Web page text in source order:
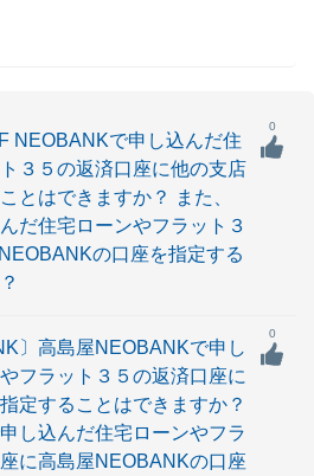
NEOBANKで申し込んだ住
３５の返済口座に他の支店
とはできますか？ また、
だ住宅ローンやフラット３
の口座を指定する
0
〕高島屋NEOBANKで申し
フラット３５の返済口座に
定することはできますか？
し込んだ住宅ローンやフラ
に高島屋NEOBANKの口座
0